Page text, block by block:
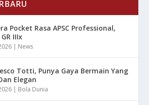
Pocket Rasa APSC Professional,
IIIx
| News
Totti, Punya Gaya Bermain Yang
Elegan
| Bola Dunia